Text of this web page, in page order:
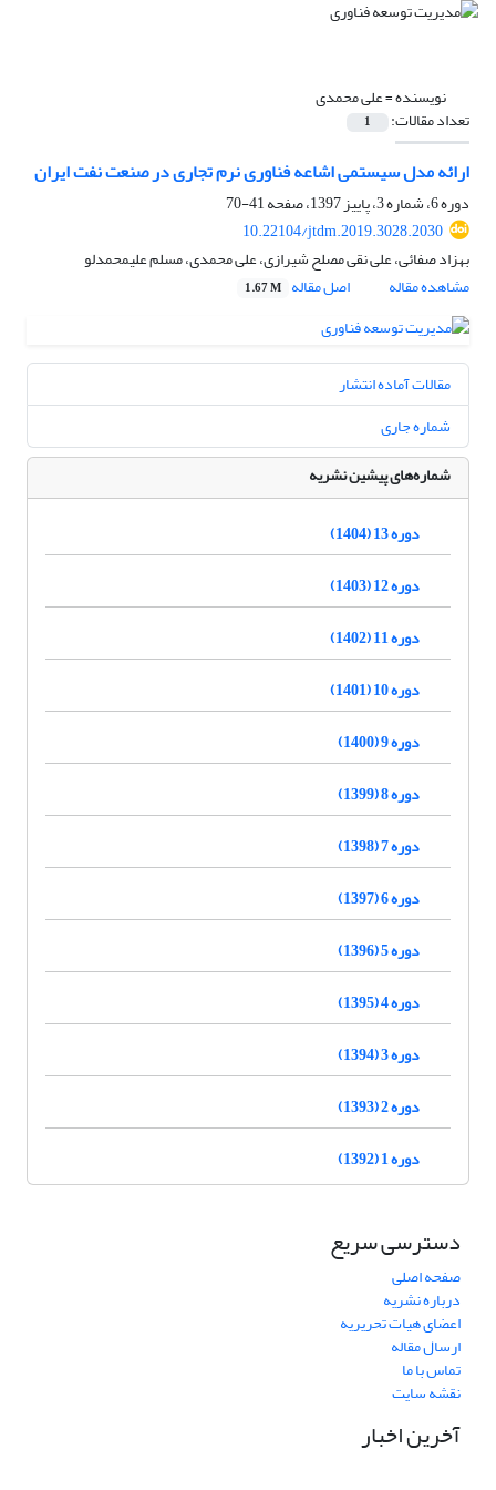
نویسنده =علی محمدی
تعداد مقالات: 1
ارائه مدل سیستمی اشاعه فناوری نرم تجاری در صنعت نفت ایران
دوره 6، شماره 3، پاییز 1397، صفحه
41-70
10.22104/jtdm.2019.3028.2030
بهزاد صفائی، علی نقی مصلح شیرازی، علی محمدی، مسلم علیمحمدلو
مشاهده مقاله
اصل مقاله 1.67 M
مقالات آماده انتشار
شماره جاری
شماره‌های پیشین نشریه
دوره 13 (1404)
دوره 12 (1403)
دوره 11 (1402)
دوره 10 (1401)
دوره 9 (1400)
دوره 8 (1399)
دوره 7 (1398)
دوره 6 (1397)
دوره 5 (1396)
دوره 4 (1395)
دوره 3 (1394)
دوره 2 (1393)
دوره 1 (1392)
دسترسی سریع
صفحه اصلی
درباره نشریه
اعضای هیات تحریریه
ارسال مقاله
تماس با ما
نقشه سایت
آخرین اخبار